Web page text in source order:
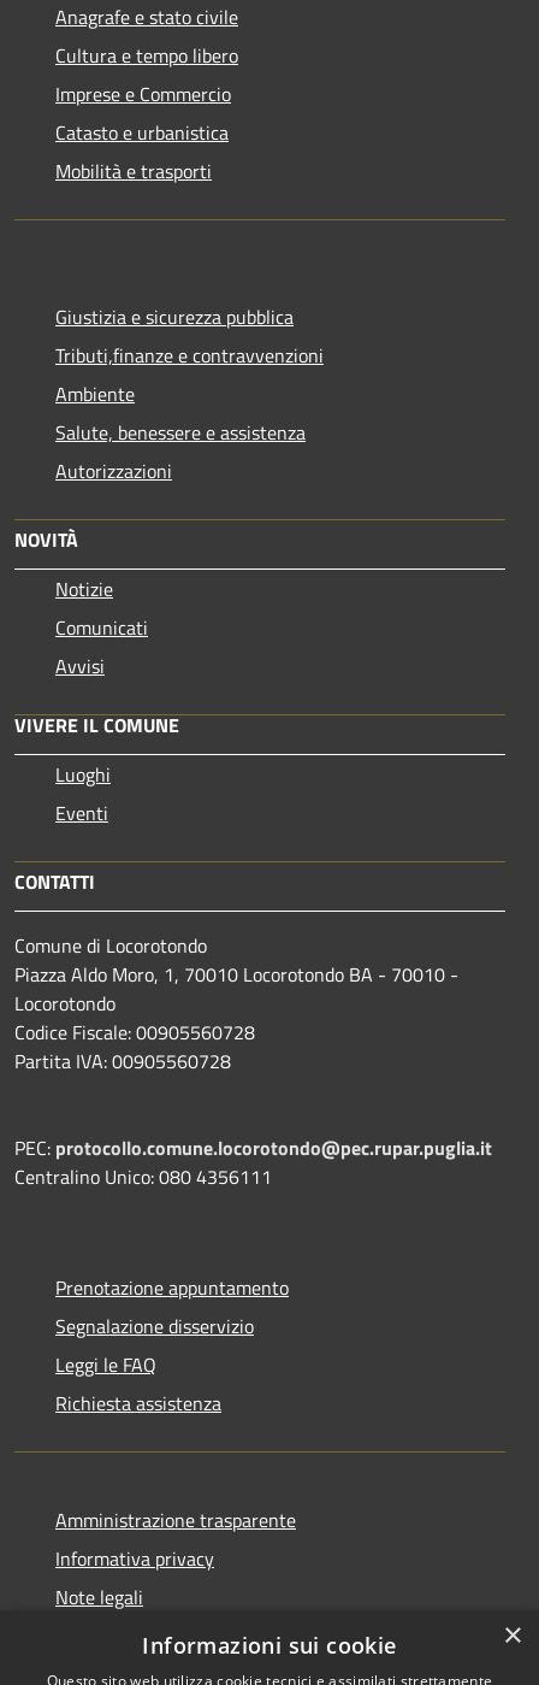
Anagrafe e stato civile
Cultura e tempo libero
Imprese e Commercio
Catasto e urbanistica
Mobilità e trasporti
Giustizia e sicurezza pubblica
Tributi,finanze e contravvenzioni
Ambiente
Salute, benessere e assistenza
Autorizzazioni
NOVITÀ
Notizie
Comunicati
Avvisi
VIVERE IL COMUNE
Luoghi
Eventi
CONTATTI
Comune di Locorotondo
Piazza Aldo Moro, 1, 70010 Locorotondo BA - 70010 -
Locorotondo
Codice Fiscale: 00905560728
Partita IVA: 00905560728
PEC: protocollo.comune.locorotondo@pec.rupar.puglia.it
Centralino Unico: 080 4356111
Prenotazione appuntamento
Segnalazione disservizio
Leggi le FAQ
Richiesta assistenza
Amministrazione trasparente
Informativa privacy
Note legali
Dichiarazione di accessibilità
×
Informazioni sui cookie
Questo sito web utilizza cookie tecnici e assimilati strettamente